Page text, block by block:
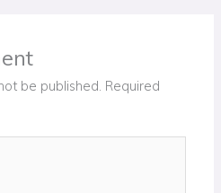
be published. Required